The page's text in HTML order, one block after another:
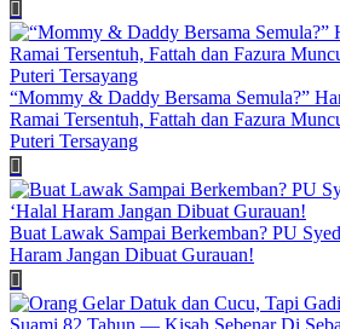
“Mommy & Daddy Bersama Semula?”
Ramai Tersentuh, Fattah dan Fazura
Puteri Tersayang
Buat Lawak Sampai Berkemban? PU
Haram Jangan Dibuat Gurauan!